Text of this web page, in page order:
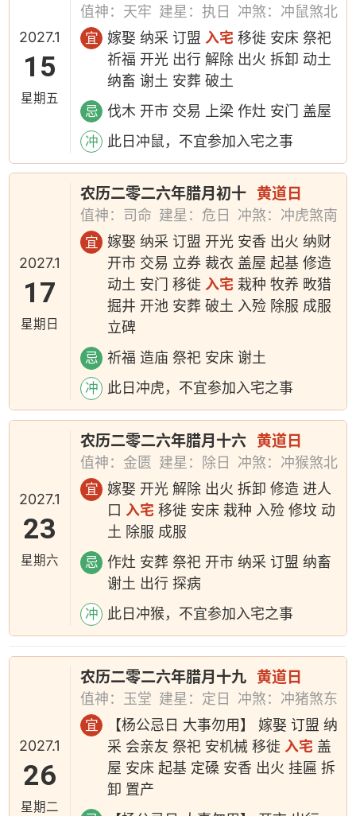
2027.1
15
星期五
值神：天牢 建星：执日 冲煞：冲鼠煞北
宜 嫁娶 纳采 订盟 入宅 移徙 安床 祭祀
祈福 开光 出行 解除 出火 拆卸 动土
纳畜 谢土 安葬 破土
忌 伐木 开市 交易 上梁 作灶 安门 盖屋
冲 此日冲鼠，不宜参加入宅之事
2027.1
17
星期日
农历二零二六年腊月初十 黄道日
值神：司命 建星：危日 冲煞：冲虎煞南
宜
嫁娶 纳采 订盟 开光 安香 出火 纳财
开市 交易 立券 裁衣 盖屋 起基 修造
动土 安门 移徙入宅 栽种 牧养 畋猎
掘井 开池 安葬 破土 入殓 除服 成服
立碑
忌 祈福 造庙 祭祀 安床 谢土
冲 此日冲虎，不宜参加入宅之事
2027.1
23
星期六
农历二零二六年腊月十六 黄道日
值神：金匮 建星：除日 冲煞：冲猴煞北
宜
嫁娶 开光 解除 出火 拆卸 修造 进人
口 入宅 移徙 安床 栽种 入殓 修坟 动
土 除服 成服
忌
作灶 安葬 祭祀 开市 纳采 订盟 纳畜
谢土 出行 探病
冲 此日冲猴，不宜参加入宅之事
2027.1
26
星期二
农历二零二六年腊月十九 黄道日
值神：玉堂 建星：定日 冲煞：冲猪煞东
宜
【杨公忌日 大事勿用】 嫁娶 订盟 纳
采 会亲友 祭祀 安机械 移徙 入宅 盖
屋 安床 起基 定磉 安香 出火 挂匾 拆
卸 置产